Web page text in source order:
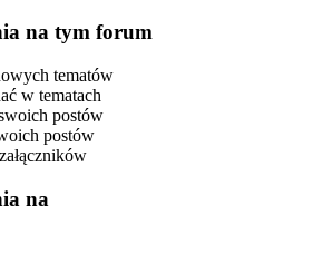
na tym forum
tematów
w tematach
postów
postów
na